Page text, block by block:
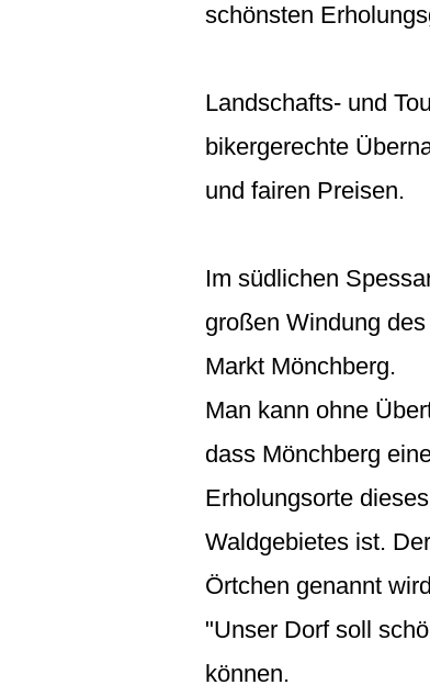
schönsten
Landschafts- und
bikergerechte
und fairen Preisen.
Im südlichen
großen Windung
Markt Mönchberg.
Man kann ohne
dass Mönchberg
Erholungsorte
Waldgebietes ist.
Örtchen genannt
"Unser Dorf soll
können.